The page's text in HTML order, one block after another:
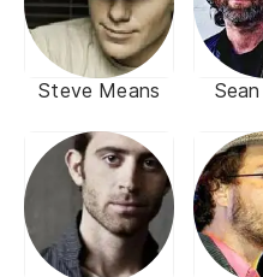
Steve Means